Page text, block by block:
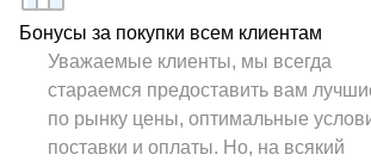
Бонусы за покупки всем клиентам
Уважаемые клиенты, мы всегда
стараемся предоставить вам
по рынку цены, оптимальные
поставки и оплаты. Но, на всякий